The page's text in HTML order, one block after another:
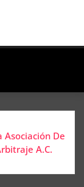
Asociación De
A.C.